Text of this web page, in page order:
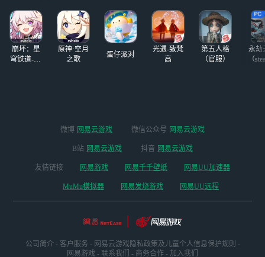
崩坏：星
穹铁道-4.4
原神·空月
之歌
蛋仔派对
光遇-致梵
高
第五人格
（官服）
永劫
（
微博 网易云游戏 微信公众号 网易云游戏
B站 网易云游戏 抖音 网易云游戏
友情链接 网易游戏 网易千千壁纸 网易UU加速器
MuMu模拟器 网易发烧游戏 网易UU远程
公司简介 - 客户服务 - 网易云游戏隐私政策及儿童个人信息保护规则 -
网易游戏 - 联系我们 - 商务合作 - 加入我们